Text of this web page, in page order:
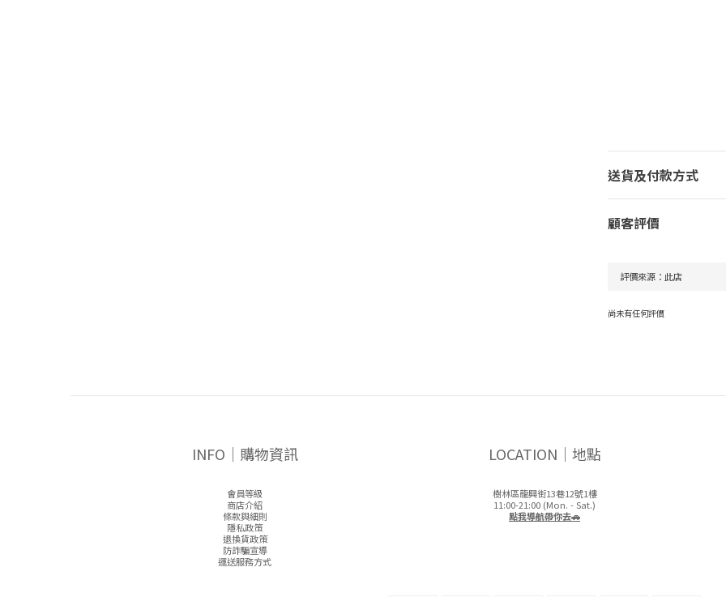
送貨及付款方式
顧客評價
尚未有任何評價
INFO｜購物資訊
會員等級
商店介紹
條款與細則
隱私政策
退換貨政策
防詐騙宣導
運送服務方式
LOCATION｜地點
樹林區龍興街13巷12號1樓
11:00-21:00 (Mon. - Sat.)
點我導航帶你去🚗